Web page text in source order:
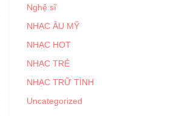
Nghệ sĩ
NHẠC ÂU MỸ
NHẠC HOT
NHẠC TRẺ
NHẠC TRỮ TÌNH
Uncategorized